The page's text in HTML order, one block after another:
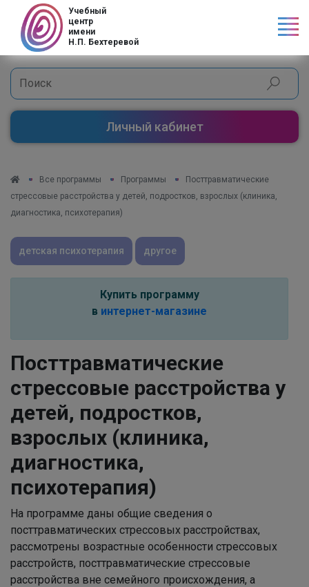
Учебный
центр
имени
Н.П. Бехтеревой
Личный кабинет
Все программы Программы
Посттравматические
стрессовые расстройства у детей, подростков, взрослых (клиника,
диагностика, психотерапия)
детская психотерапия другое
Купить программу
в интернет-магазине
Посттравматические
стрессовые расстройства у
детей, подростков,
взрослых (клиника,
диагностика,
психотерапия)
На программе даны общие сведения о
посттравматических стрессовых расстройствах,
рассмотрены возрастные особенности стрессовых
расстройств, посттравматические стрессовые
расстройства вне семейного происхождения, а
Код страны